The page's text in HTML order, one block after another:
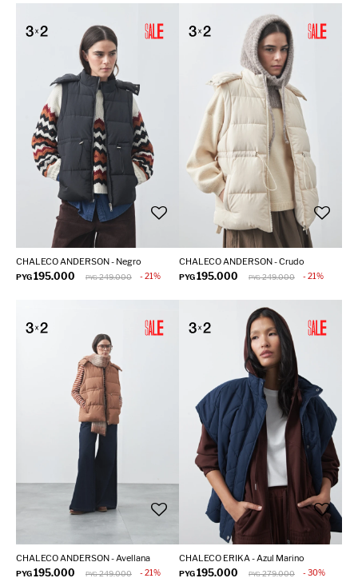
CHALECO ANDERSON - Negro
PYG195.000 PYG 249.000 21
CHALECO ANDERSON - Crudo
PYG195.000 PYG 249.000 21
CHALECO ANDERSON - Avellana
PYG195.000 PYG 249.000 21
CHALECO ERIKA - Azul Marino
PYG195.000 PYG 279.000 30